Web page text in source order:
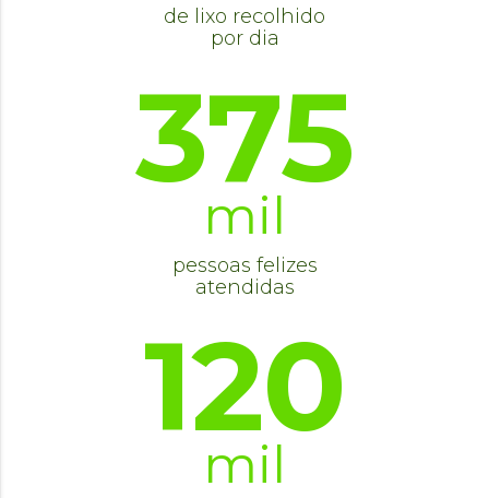
de lixo recolhido
por dia
375
mil
pessoas felizes
atendidas
120
mil